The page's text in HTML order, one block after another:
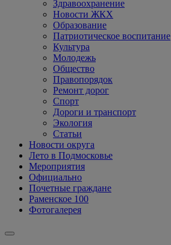
Здравоохранение
Новости ЖКХ
Образование
Патриотическое воспитание
Культура
Молодежь
Общество
Правопорядок
Ремонт дорог
Спорт
Дороги и транспорт
Экология
Статьи
Новости округа
Лето в Подмосковье
Мероприятия
Официально
Почетные граждане
Раменское 100
Фотогалерея